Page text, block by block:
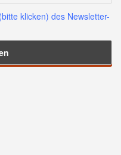
klicken) des Newsletter-